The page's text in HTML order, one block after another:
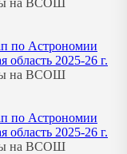
по Астрономии
область 2025-26 г.
на ВСОШ
по Астрономии
область 2025-26 г.
на ВСОШ